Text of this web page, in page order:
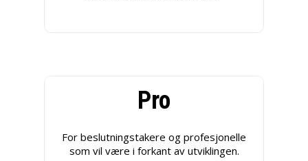
Pro
For beslutningstakere og profesjonelle
som vil være i forkant av utviklingen.